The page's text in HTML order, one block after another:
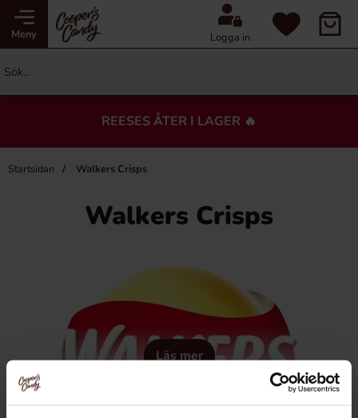
Meny Logga in
REESES ÅTER I LAGER 🔥
Startsidan Walkers Crisps
Walkers Crisps
Läs mer